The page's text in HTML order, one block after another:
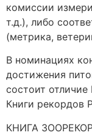
комиссии
т.д.), либо
(метрика,
В номинациях
достижения
состоит
Книги рекордов
КНИГА